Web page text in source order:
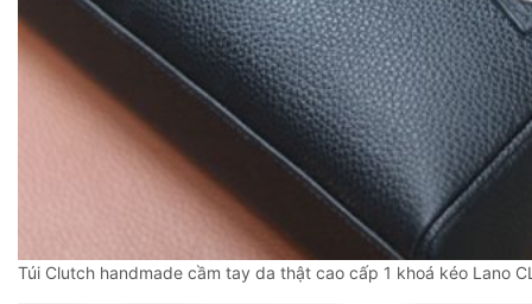
Túi Clutch handmade cầm tay da thật cao cấp 1 khoá kéo Lano